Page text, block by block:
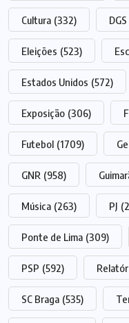
Cultura (332) DGS
Eleições (523)
Estados Unidos (572)
Exposição (306)
Futebol (1709)
GNR (958)
Música (263) PJ
Ponte de Lima (309)
PSP (592)
SC Braga (535)